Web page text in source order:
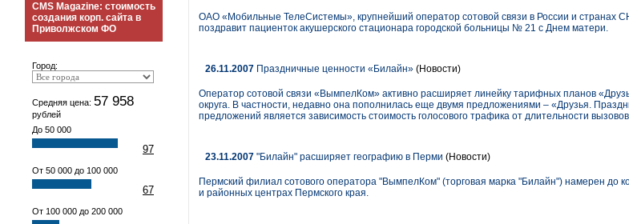
CMS Magazine: стоимость
создания корп. сайта в
Приволжском ФО
Город:
Средняя цена: 57 958
рублей
До 50 000
97
От 50 000 до 100 000
67
От 100 000 до 200 000
ОАО «Мобильные ТелеСистемы», крупнейший оператор сотовой связи в России и странах
поздравит пациенток акушерского стационара городской больницы № 21 с Днем матери.
26.11.2007 Праздничные ценности «Билайн» (Новости)
Оператор сотовой связи «ВымпелКом» активно расширяет линейку тарифных планов
округа. В частности, недавно она пополнилась еще двумя предложениями – «Друзья.
предложений является зависимость стоимость голосового трафика от длительности
23.11.2007 "Билайн" расширяет географию в Перми (Новости)
Пермский филиал сотового оператора "ВымпелКом" (торговая марка "Билайн") намерен до
и районных центрах Пермского края.